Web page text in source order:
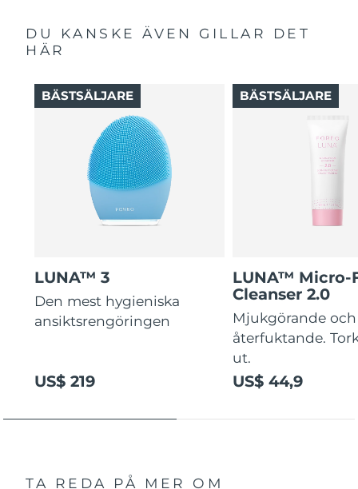
DU KANSKE ÄVEN GILLAR DET
HÄR
LUNA™ 3
Den mest hygieniska
ansiktsrengöringen
US$ 219
BÄSTSÄLJARE
LUNA™ Micro-
Cleanser 2.0
Mjukgörande och
återfuktande.
ut.
US$ 44,9
BÄSTSÄLJARE
TA REDA PÅ MER OM